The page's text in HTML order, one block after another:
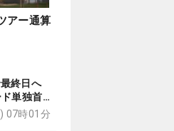
アー通算
最終日へ
単独首位
07時01分